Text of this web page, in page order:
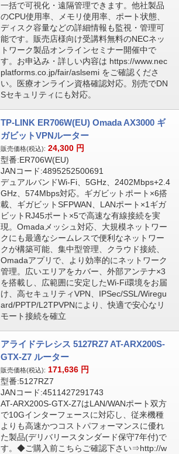
一括で可視化・遠隔管理できます。他社製品
のCPU使用率、メモリ使用率、ポート状態、
ディスク容量などの詳細情報も監視・管理可
能です。販売店様向け受講料無料のNECネッ
トワーク製品オンラインセミナー開催中で
す。お申込み・詳しい内容は https://www.nec
platforms.co.jp/fair/aslsemi をご確認くださ
い。医療オンライン資格確認対応。別売でDN
Sセキュリティにも対応。
TP-LINK ER706W(EU) Omada AX3000 ギ
ガビットVPNルーター
販売価格(税込): 24,300 円
型番:ER706W(EU)
JANコード:4895252500691
デュアルバンドWi-Fi、5GHz、2402Mbps+2.4
GHz、574Mbps対応。ギガビットポート×6搭
載、ギガビットSFPWAN、LANポート×1ギガ
ビットRJ45ポート×5で高速な有線接続を実
現。Omadaメッシュ対応、大規模ネットワー
クにも最適なシームレスで便利なネットワー
クが構築可能、集中型管理、クラウド接続、
Omadaアプリで、より効率的にネットワーク
管理。広いエリアをカバー、外部アンテナ×3
を搭載し、広範囲に安定したWi-Fi環境をお届
け、高セキュリティVPN、IPSec/SSL/Wiregu
ard/PPTP/L2TPVPNにより、快適で安心なリ
モート接続を確立
アライドテレシス 5127RZ7 AT-ARX200S-
GTX-Z7 ルーター
販売価格(税込): 171,636 円
型番:5127RZ7
JANコード:4511427291743
AT-ARX200S-GTX-Z7はLAN/WANポート双方
で10Gインターフェースに対応し、従来機種
よりも高速かつコストパフォーマンスに優れ
た製品(デリバリースタンダード保守7年付)で
す。◆ご購入前こちらご確認下さい⇒http://w